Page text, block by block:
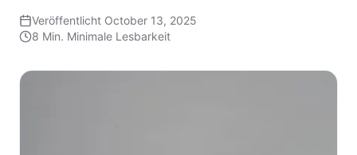
Veröffentlicht October 13, 2025
8 Min. Minimale Lesbarkeit